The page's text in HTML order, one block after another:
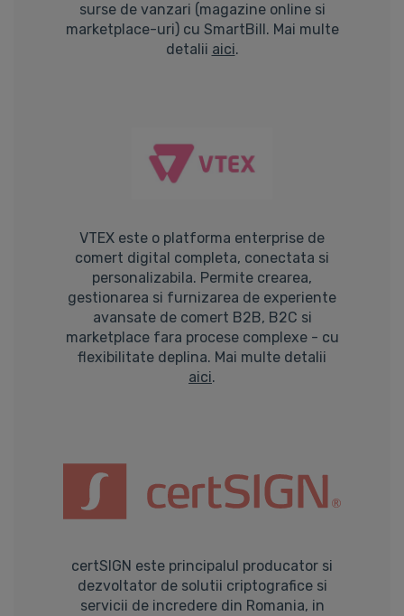
surse de vanzari (magazine online si
marketplace-uri) cu SmartBill. Mai multe
detalii aici.
VTEX este o platforma enterprise de
comert digital completa, conectata si
personalizabila. Permite crearea,
gestionarea si furnizarea de experiente
avansate de comert B2B, B2C si
marketplace fara procese complexe - cu
flexibilitate deplina. Mai multe detalii
aici.
certSIGN este principalul producator si
dezvoltator de solutii criptografice si
servicii de incredere din Romania, in